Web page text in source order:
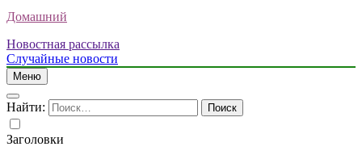
Домашний
Новостная рассылка
Случайные новости
Меню
Найти:
Заголовки